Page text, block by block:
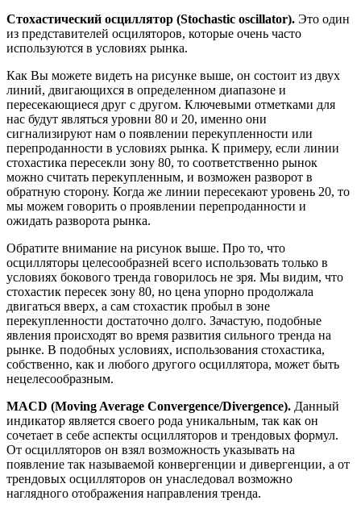
Стохастический осциллятор (Stochastic oscillator). Это один
из представителей осциляторов, которые очень часто
используются в условиях рынка.
Как Вы можете видеть на рисунке выше, он состоит из двух
линий, двигающихся в определенном диапазоне и
пересекающиеся друг с другом. Ключевыми отметками для
нас будут являться уровни 80 и 20, именно они
сигнализируют нам о появлении перекупленности или
перепроданности в условиях рынка. К примеру, если линии
стохастика пересекли зону 80, то соответственно рынок
можно считать перекупленным, и возможен разворот в
обратную сторону. Когда же линии пересекают уровень 20, то
мы можем говорить о проявлении перепроданности и
ожидать разворота рынка.
Обратите внимание на рисунок выше. Про то, что
осцилляторы целесообразней всего использовать только в
условиях бокового тренда говорилось не зря. Мы видим, что
стохастик пересек зону 80, но цена упорно продолжала
двигаться вверх, а сам стохастик пробыл в зоне
перекупленности достаточно долго. Зачастую, подобные
явления происходят во время развития сильного тренда на
рынке. В подобных условиях, использования стохастика,
собственно, как и любого другого осциллятора, может быть
нецелесообразным.
MACD (Moving Average Convergence/Divergence). Данный
индикатор является своего рода уникальным, так как он
сочетает в себе аспекты осцилляторов и трендовых формул.
От осцилляторов он взял возможность указывать на
появление так называемой конвергенции и дивергенции, а от
трендовых осцилляторов он унаследовал возможно
наглядного отображения направления тренда.